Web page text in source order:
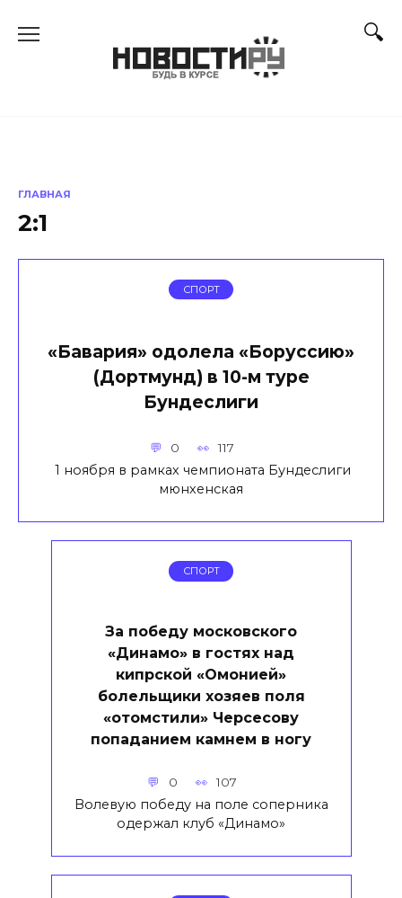
ГЛАВНАЯ
2:1
СПОРТ
«Бавария» одолела «Боруссию»
(Дортмунд) в 10-м туре
Бундеслиги
0 117
1 ноября в рамках чемпионата Бундеслиги
мюнхенская
СПОРТ
За победу московского
«Динамо» в гостях над
кипрской «Омонией»
болельщики хозяев поля
«отомстили» Черсесову
попаданием камнем в ногу
0 107
Волевую победу на поле соперника
одержал клуб «Динамо»